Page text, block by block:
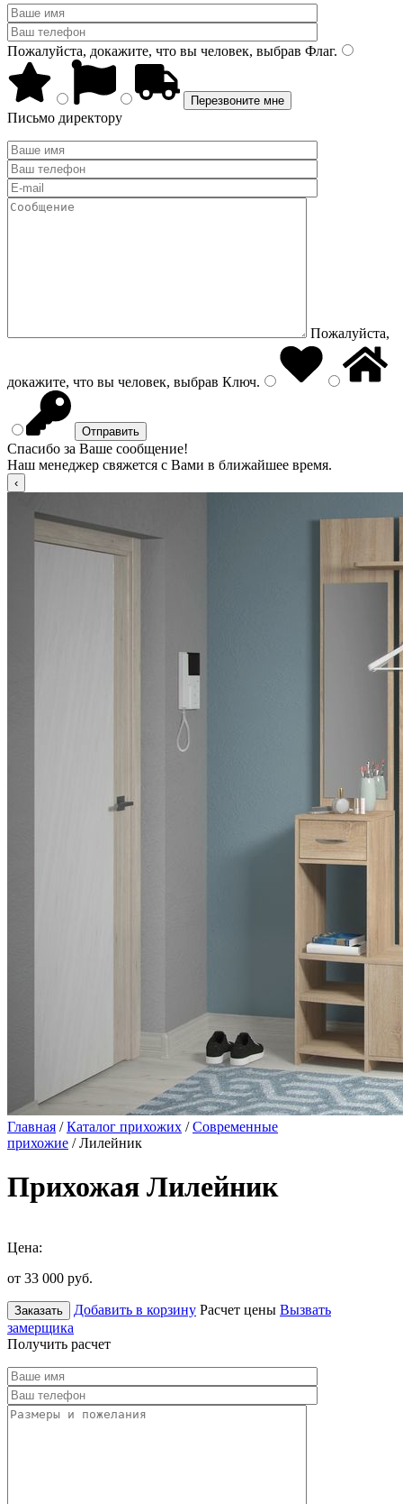
Пожалуйста, докажите, что вы человек, выбрав Флаг.
Письмо директору
Пожалуйста,
докажите, что вы человек, выбрав Ключ.
Спасибо за Ваше сообщение!
Наш менеджер свяжется с Вами в ближайшее время.
Главная /Каталог прихожих /Современные
прихожие / Лилейник
Прихожая Лилейник
Цена:
от 33 000 руб.
Заказать Добавить в корзину Расчет цены Вызвать
замерщика
Получить расчет